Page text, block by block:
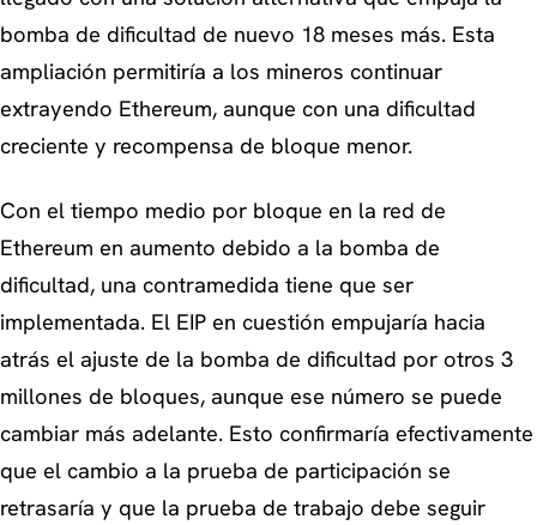
bomba de dificultad de nuevo 18 meses más. Esta
ampliación permitiría a los mineros continuar
extrayendo Ethereum, aunque con una dificultad
creciente y recompensa de bloque menor.
Con el tiempo medio por bloque en la red de
Ethereum en aumento debido a la bomba de
dificultad, una contramedida tiene que ser
implementada. El EIP en cuestión empujaría hacia
atrás el ajuste de la bomba de dificultad por otros 3
millones de bloques, aunque ese número se puede
cambiar más adelante. Esto confirmaría efectivamente
que el cambio a la prueba de participación se
retrasaría y que la prueba de trabajo debe seguir